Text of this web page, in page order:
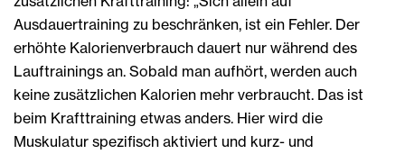
Ausdauertraining zu beschränken, ist ein Fehler. Der
erhöhte Kalorienverbrauch dauert nur während des
Lauftrainings an. Sobald man aufhört, werden auch
keine zusätzlichen Kalorien mehr verbraucht. Das ist
beim Krafttraining etwas anders. Hier wird die
Muskulatur spezifisch aktiviert und kurz- und